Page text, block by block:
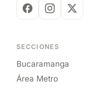
SECCIONES
Bucaramanga
Área Metro